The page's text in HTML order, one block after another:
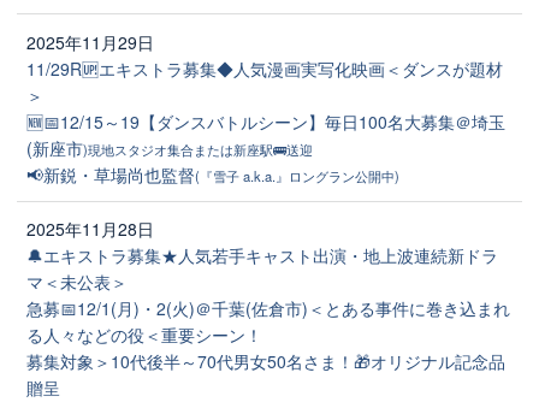
2025年11月29日
11/29R🆙エキストラ募集◆人気漫画実写化映画＜ダンスが題材
＞
🆕📅12/15～19【ダンスバトルシーン】毎日100名大募集＠埼玉
(新座市)現地スタジオ集合または新座駅🚌送迎
📢新鋭・草場尚也監督(『雪子 a.k.a.』ロングラン公開中)
2025年11月28日
🔔エキストラ募集★人気若手キャスト出演・地上波連続新ドラ
マ＜未公表＞
急募📅12/1(月)・2(火)＠千葉(佐倉市)＜とある事件に巻き込まれ
る人々などの役＜重要シーン！
募集対象＞10代後半～70代男女50名さま！🎁オリジナル記念品
贈呈